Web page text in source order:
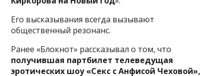
Его высказывания всегда вызывают
общественный резонанс.
Ранее «Блокнот» рассказывал о том, что
получившая партбилет телеведущая
эротических шоу «Секс с Анфисой Чеховой»,